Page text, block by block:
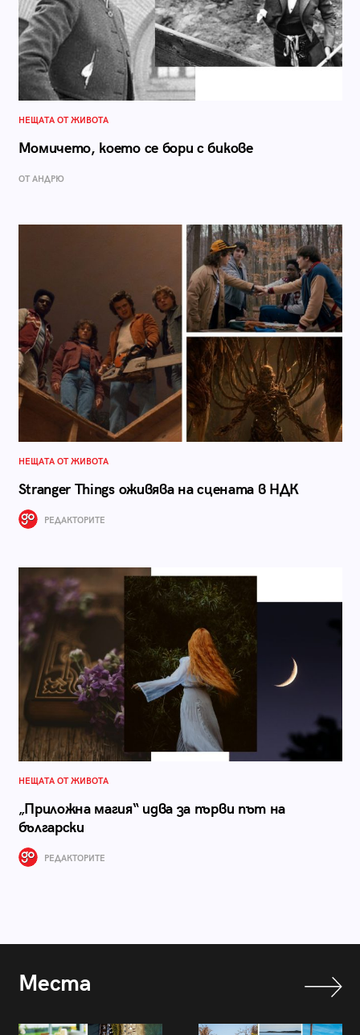
НЕЩАТА ОТ ЖИВОТА
Момичето, което се бори с бикове
ОТ АНДРЮ
НЕЩАТА ОТ ЖИВОТА
Stranger Things оживява на сцената в НДК
РЕДАКТОРИТЕ
НЕЩАТА ОТ ЖИВОТА
„Приложна магия“ идва за първи път на
български
РЕДАКТОРИТЕ
Места